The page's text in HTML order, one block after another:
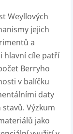
Weyllových
jejich
a
hlavní cíle patří
Berryho
v balíčku
daty
Výzkum
jako